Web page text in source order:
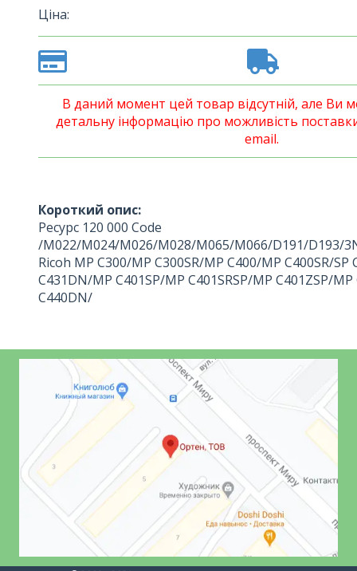
Ціна:
В даний момент цей товар відсутній, але Ви
детальну інформацію про можливість
email.
Короткий опис:
Ресурс 120 000 Code
/M022/M024/M026/M028/M065/M066/D191/D193/
Ricoh MP C300/MP C300SR/MP C400/MP C400SR/SP
C431DN/MP C401SP/MP C401SRSP/MP C401ZSP/MP
C440DN/